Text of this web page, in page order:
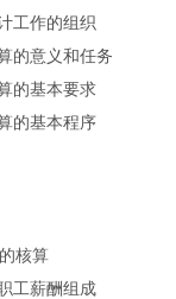
工作的组织
的意义和任务
的基本要求
的基本程序
核算
工薪酬组成